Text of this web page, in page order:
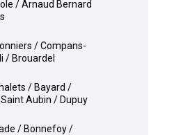
/ Brouardel
Aubin / Dupuy